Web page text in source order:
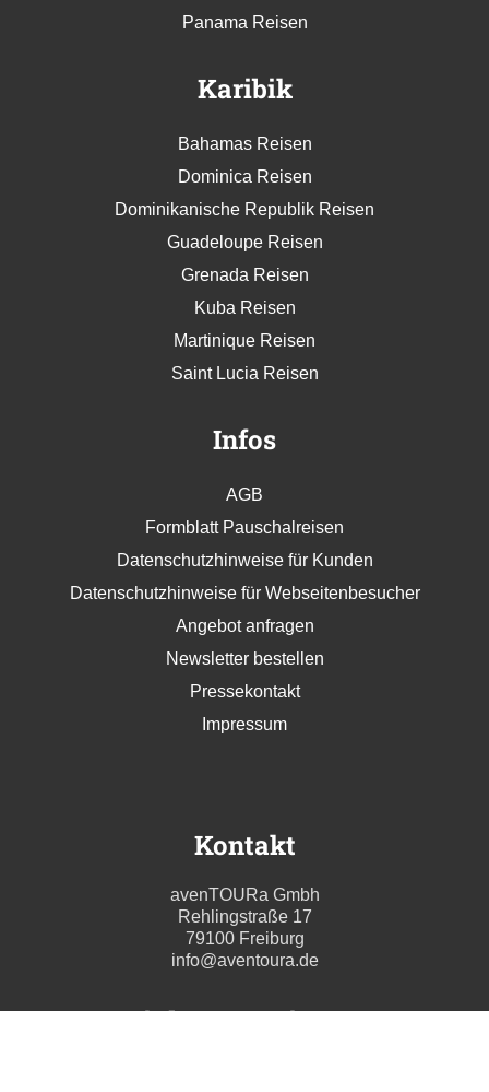
Panama Reisen
Karibik
Bahamas Reisen
Dominica Reisen
Dominikanische Republik Reisen
Guadeloupe Reisen
Grenada Reisen
Kuba Reisen
Martinique Reisen
Saint Lucia Reisen
Infos
AGB
Formblatt Pauschalreisen
Datenschutzhinweise für Kunden
Datenschutzhinweise für Webseitenbesucher
Angebot anfragen
Newsletter bestellen
Pressekontakt
Impressum
Kontakt
avenTOURa Gmbh
Rehlingstraße 17
79100 Freiburg
info@aventoura.de
Wir beraten Sie gern